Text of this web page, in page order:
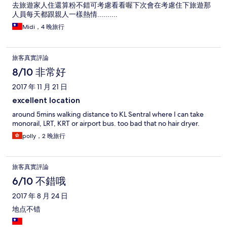
去旅遊家人住還算粉不錯可考慮看看喔下次會在考慮住下旅遊那
人員每天都跟親人一樣熱情..........
Midi，4 晚旅行
旅客真實評論
8/10 非常好
2017 年 11 月 21 日
excellent location
around 5mins walking distance to KL Sentral where I can take
monorail, LRT, KRT or airport bus. too bad that no hair dryer.
polly，2 晚旅行
旅客真實評論
6/10 不錯哦
2017 年 8 月 24 日
地点不错